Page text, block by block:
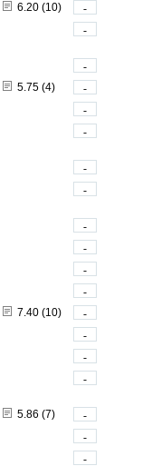
6.20 (10)
-
-
-
5.75 (4)
-
-
-
-
-
-
-
-
-
7.40 (10)
-
-
-
-
5.86 (7)
-
-
-